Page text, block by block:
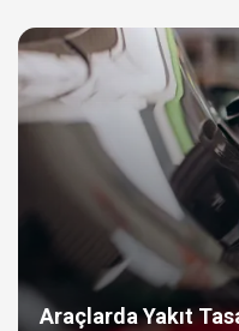
Araçlarda Yakıt